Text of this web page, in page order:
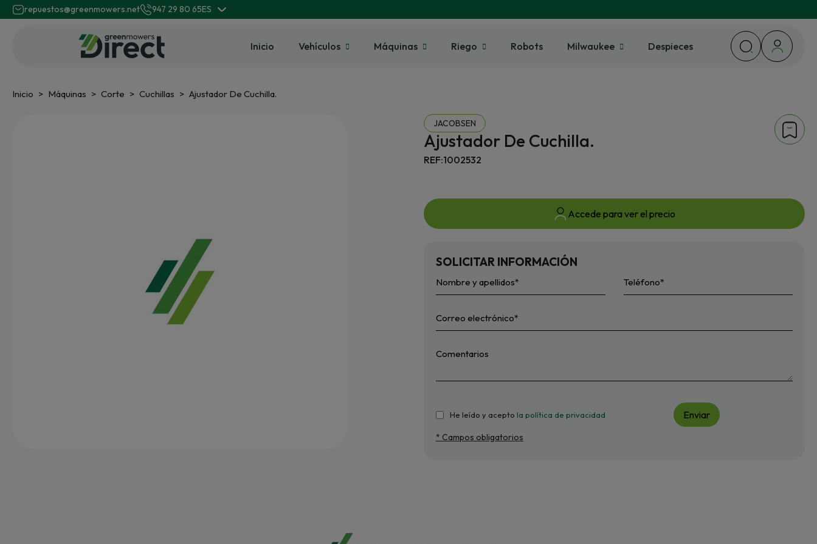
repuestos@greenmowers.net 947 29 80 65ES
Inicio Vehículos Máquinas Riego Robots Milwaukee Despieces
Inicio Máquinas Corte Cuchillas Ajustador De Cuchilla.
JACOBSEN
Ajustador De Cuchilla.
REF:1002532
Accede para ver el precio
SOLICITAR INFORMACIÓN
He leído y acepto la política de privacidad Enviar
* Campos obligatorios